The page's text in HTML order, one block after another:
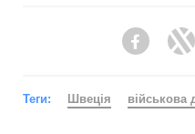
Теги: Швеція військова